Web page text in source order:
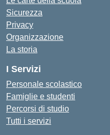
Sicurezza
Privacy
Organizzazione
La storia
I Servizi
Personale scolastico
Famiglie e studenti
Percorsi di studio
Tutti i servizi